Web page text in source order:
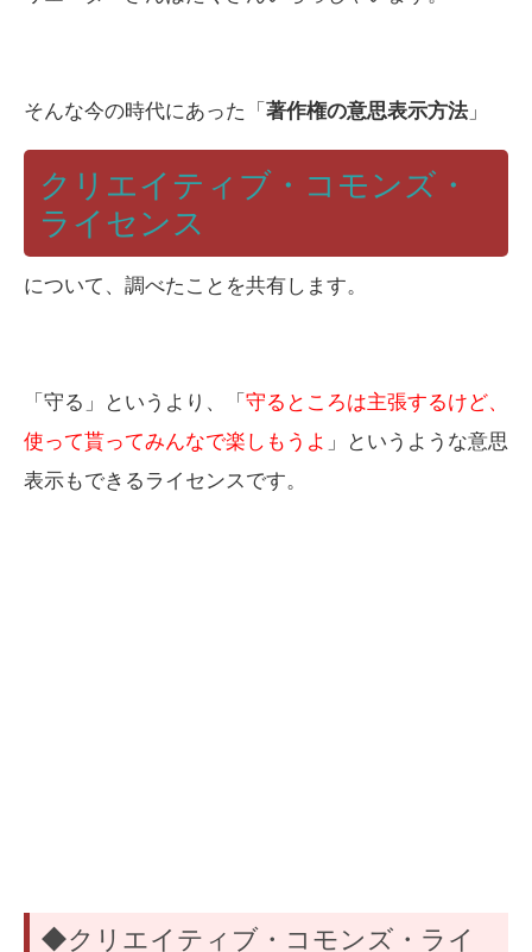
そんな今の時代にあった「著作権の意思表示方法 」
クリエイティブ・コモンズ・
ライセンス
について、調べたことを共有します。
「守る」というより、「 守るところは主張するけど、
使って貰ってみんなで楽しもうよ 」というような意思
表示もできるライセンスです。
◆クリエイティブ・コモンズ・ライ